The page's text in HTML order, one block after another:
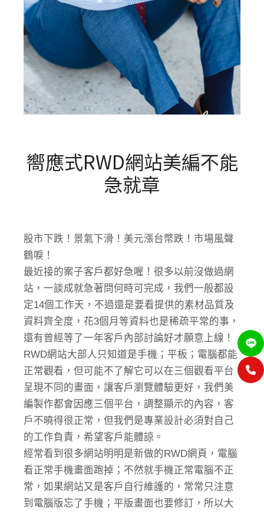
嚮應式RWD網站美編不能
急就章
股市下跌！景氣下滑！美元漲台幣跌！市場風聲
鶴唳！
最近接的案子客戶都好急喔！很多以前沒做過網
站，一談成就急著問何時可完成，我們一般都設
定14個工作天，不過還是要看提供的素材品質及
資料齊全度，花3個月等資料也是稀疏平常的事，
還有曾經等了一年客戶內部討論好才願意上線！
RWD網站大部人只知道是手機；平板；電腦都能
正常觀看，但可能不了解它可以在三個觀看平台
呈現不同的畫面，讓客戶瀏覽體驗更好，我們美
編製作都會因應三個平台，調整顯示的內容，客
戶不曉得很正常，但我們是專業設計必須對自己
的工作負責，希望客戶能體諒。
經常看到很多網站明明是新做的RWD網頁，電腦
看正常手機畫面跑掉；不然就手機正常電腦不正
常，如果網站又是客戶自行維護的，常常只注意
到電腦版忘了手機；平版畫面也要修訂，所以大